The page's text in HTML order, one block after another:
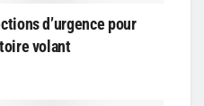
d’urgence pour
volant